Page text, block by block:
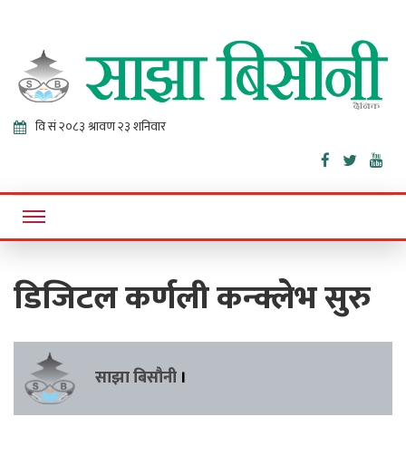
Sajha
Bisaunee
Online News Portal
डिजिटल कर्णली कन्क्लेभ सुरु
साझा बिसौनी ।